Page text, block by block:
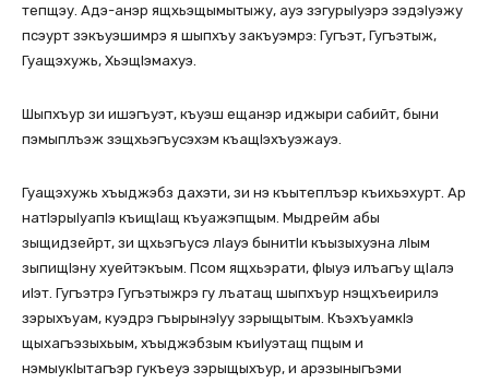
тепщэу. Адэ-анэр ящхьэщымытыжу, ауэ зэгурыIуэрэ зэдэIуэжу
псэурт зэкъуэшимрэ я шыпхъу закъуэмрэ: Гугъэт, Гугъэтыж,
Гуащэхужь, ХьэщIэмахуэ.
Шыпхъур зи ишэгъуэт, къуэш ещанэр иджыри сабийт, быни
пэмыплъэж зэщхьэгъусэхэм къащIэхъуэжауэ.
Гуащэхужь хъыджэбз дахэти, зи нэ къытеплъэр къихьэхурт. Ар
натIэрыIуапIэ къищIащ къуажэпщым. Мыдрейм абы
зыщидзейрт, зи щхьэгъусэ лIауэ бынитIи къызыхуэна лIым
зыпищIэну хуейтэкъым. Псом ящхьэрати, фIыуэ илъагъу щIалэ
иIэт. Гугъэтрэ Гугъэтыжрэ гу лъатащ шыпхъур нэщхъеирилэ
зэрыхъуам, куэдрэ гъырынэIуу зэрыщытым. КъэхъуамкIэ
щыхагъэзыхьым, хъыджэбзым къиIуэтащ пщым и
нэмыукIытагъэр гукъеуэ зэрыщыхъур, и арэзыныгъэми